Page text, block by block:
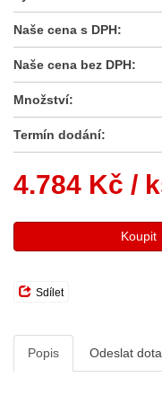
Naše cena s DPH:
Naše cena bez DPH:
Množství:
Termín dodání:
4.784 Kč /
Koupit
Sdílet
Popis Odeslat